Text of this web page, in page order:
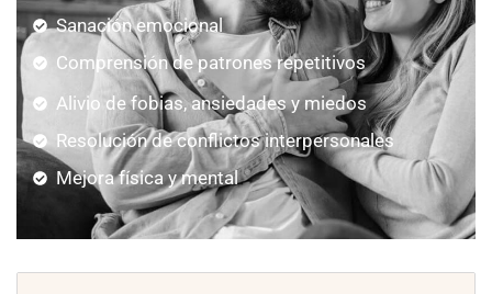
Sanación emocional
Comprensión de patrones repetitivos
Alivio de fobias, ansiedades y miedos
Resolución de conflictos interpersonales
Mejora física y mental